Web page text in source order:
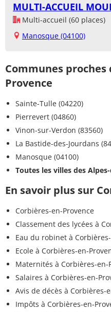
MULTI-ACCUEIL
Multi-accueil (60 places)
Manosque (04100)
Communes proches
Provence
Sainte-Tulle (04220)
Pierrevert (04860)
Vinon-sur-Verdon (83560)
La Bastide-des-Jourdans
Manosque (04100)
Toutes les villes des
En savoir plus sur
Corbières-en-Provence
Classement des lycées à
Eau du robinet à
Ecole à Corbières-en-
Maternités à Corbières-en-
Salaires à Corbières-en-
Avis de décès à Corbières-
Impôts à Corbières-en-